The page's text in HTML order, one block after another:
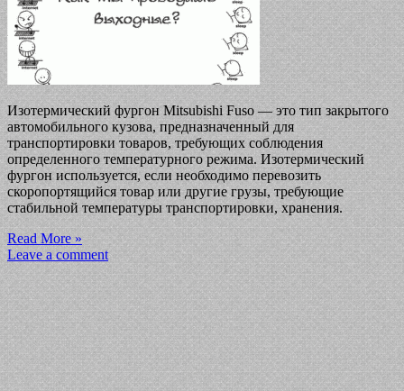
Изотермический фургон Mitsubishi Fuso — это тип закрытого
автомобильного кузова, предназначенный для
транспортировки товаров, требующих соблюдения
определенного температурного режима. Изотермический
фургон используется, если необходимо перевозить
скоропортящийся товар или другие грузы, требующие
стабильной температуры транспортировки, хранения.
Read More »
Leave a comment